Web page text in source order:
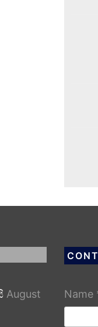
August
Name